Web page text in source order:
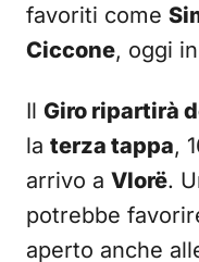
favoriti come
Ciccone, oggi
Il Giro ripartirà
la terza tappa,
arrivo a Vlorë.
potrebbe
aperto anche